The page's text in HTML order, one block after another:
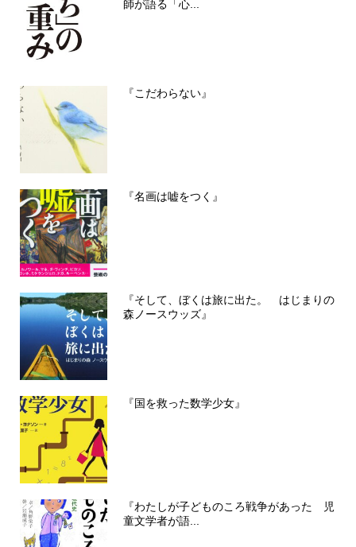
師が語る「心...
『こだわらない』
『名画は嘘をつく』
『そして、ぼくは旅に出た。 はじまりの
森ノースウッズ』
『国を救った数学少女』
『わたしが子どものころ戦争があった 児
童文学者が語...